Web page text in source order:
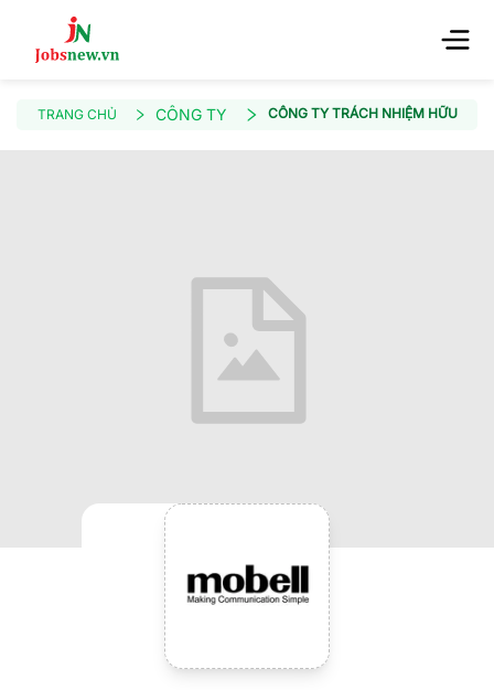
TRANG CHỦ CÔNG TY CÔNG TY TRÁCH NHIỆM HỮU